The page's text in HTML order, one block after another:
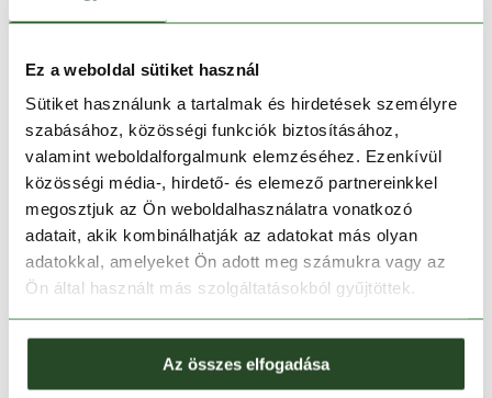
Ez a weboldal sütiket használ
Sütiket használunk a tartalmak és hirdetések személyre
szabásához, közösségi funkciók biztosításához,
valamint weboldalforgalmunk elemzéséhez. Ezenkívül
közösségi média-, hirdető- és elemező partnereinkkel
megosztjuk az Ön weboldalhasználatra vonatkozó
adatait, akik kombinálhatják az adatokat más olyan
adatokkal, amelyeket Ön adott meg számukra vagy az
Ön által használt más szolgáltatásokból gyűjtöttek.
Az összes elfogadása
-14%
Jeffrey Fullzip Fleece
13 990 Ft
11 990 Ft
S M L XL XXL
-14%
Jeffrey Fullzip Fleece
13 990 Ft
11 990 Ft
S M L XL XXL